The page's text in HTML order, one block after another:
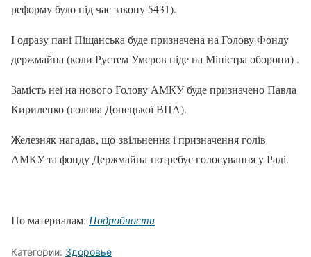
реформу було під час закону 5431).
І одразу пані Піщанська буде призначена на Голову Фонду
держмайна (коли Рустем Умєров піде на Міністра оборони) .
Замість неї на нового Голову АМКУ буде призначено Павла
Кириленко (голова Донецької ВЦА).
Железняк нагадав, що звільнення і призначення голів
АМКУ та фонду Держмайна потребує голосування у Раді.
По материалам: Подробности
Категории: Здоровье